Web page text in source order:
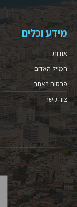
מידע וכלים
אודות
המייל האדום
פרסום באתר
צור קשר